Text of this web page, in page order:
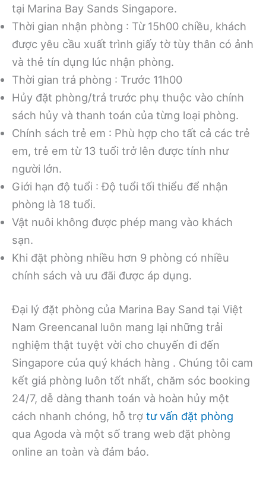
tại Marina Bay Sands Singapore.
Thời gian nhận phòng : Từ 15h00 chiều, khách
được yêu cầu xuất trình giấy tờ tùy thân có ảnh
và thẻ tín dụng lúc nhận phòng.
Thời gian trả phòng : Trước 11h00
Hủy đặt phòng/trả trước phụ thuộc vào chính
sách hủy và thanh toán của từng loại phòng.
Chính sách trẻ em : Phù hợp cho tất cả các trẻ
em, trẻ em từ 13 tuổi trở lên được tính như
người lớn.
Giới hạn độ tuổi : Độ tuổi tối thiểu để nhận
phòng là 18 tuổi.
Vật nuôi không được phép mang vào khách
sạn.
Khi đặt phòng nhiều hơn 9 phòng có nhiều
chính sách và ưu đãi được áp dụng.
Đại lý đặt phòng của Marina Bay Sand tại Việt
Nam Greencanal luôn mang lại những trải
nghiệm thật tuyệt vời cho chuyến đi đến
Singapore của quý khách hàng . Chúng tôi cam
kết giá phòng luôn tốt nhất, chăm sóc booking
24/7, dễ dàng thanh toán và hoàn hủy một
cách nhanh chóng, hỗ trợ tư vấn đặt phòng
qua Agoda và một số trang web đặt phòng
online an toàn và đảm bảo.